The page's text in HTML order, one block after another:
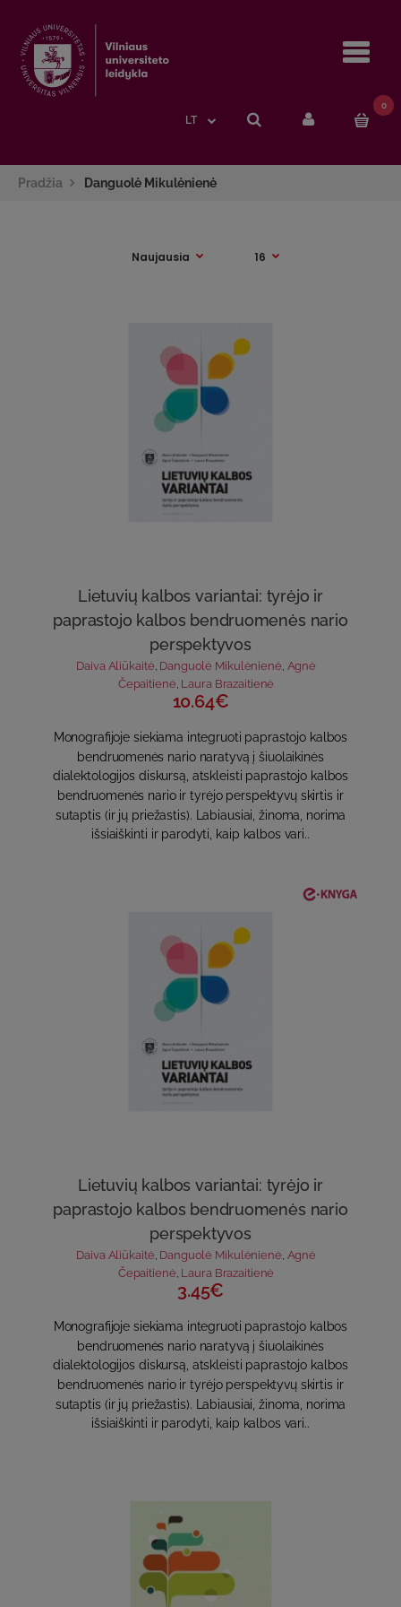
LT
0
Pradžia Danguolė Mikulėnienė
Lietuvių kalbos variantai: tyrėjo ir
paprastojo kalbos bendruomenės nario
perspektyvos
Daiva Aliūkaitė Danguolė Mikulėnienė Agnė
Čepaitienė Laura Brazaitienė
10.64€
Monografijoje siekiama integruoti paprastojo kalbos
bendruomenės nario naratyvą į šiuolaikinės
dialektologijos diskursą, atskleisti paprastojo kalbos
bendruomenės nario ir tyrėjo perspektyvų skirtis ir
sutaptis (ir jų priežastis). Labiausiai, žinoma, norima
išsiaiškinti ir parodyti, kaip kalbos vari..
Lietuvių kalbos variantai: tyrėjo ir
paprastojo kalbos bendruomenės nario
perspektyvos
Daiva Aliūkaitė Danguolė Mikulėnienė Agnė
Čepaitienė Laura Brazaitienė
3.45€
Monografijoje siekiama integruoti paprastojo kalbos
bendruomenės nario naratyvą į šiuolaikinės
dialektologijos diskursą, atskleisti paprastojo kalbos
bendruomenės nario ir tyrėjo perspektyvų skirtis ir
sutaptis (ir jų priežastis). Labiausiai, žinoma, norima
išsiaiškinti ir parodyti, kaip kalbos vari..